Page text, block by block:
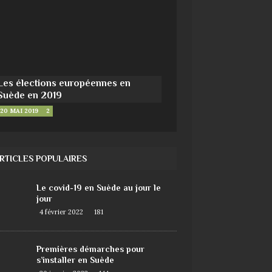
élections européennes en
en 2019
20 MAI 2019 2
POPULAIRES
Le covid-19 en Suède au jour le
jour
4 février 2022 181
Premières démarches pour
s’installer en Suède